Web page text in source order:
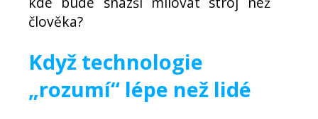
člověka?
Když technologie
„rozumí“ lépe než lidé